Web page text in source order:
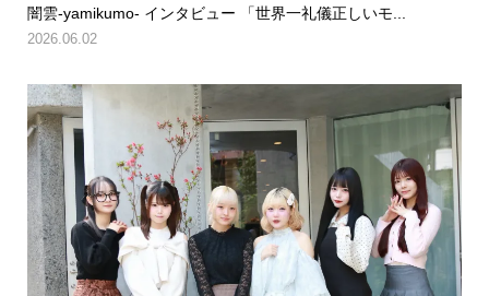
闇雲-yamikumo- インタビュー 「世界一礼儀正しいモ...
2026.06.02